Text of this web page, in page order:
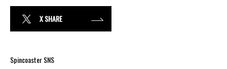
X SHARE
Spincoaster SNS